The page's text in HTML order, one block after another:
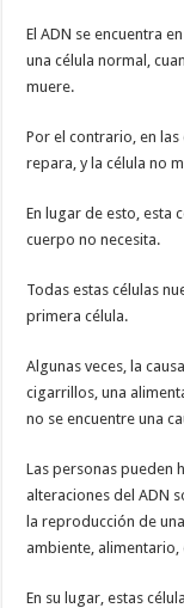
El ADN se encuentra
una célula normal,
muere.
Por el contrario, en
repara, y la célula no
En lugar de esto, esta
cuerpo no necesita.
Todas estas células
primera célula.
Algunas veces, la
cigarrillos, una
no se encuentre una
Las personas pueden
alteraciones del ADN
la reproducción de
ambiente,
En su lugar, estas